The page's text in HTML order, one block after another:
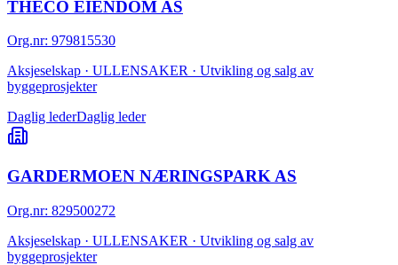
THECO EIENDOM AS
Org.nr: 979815530
Aksjeselskap · ULLENSAKER · Utvikling og salg av
byggeprosjekter
Daglig lederDaglig leder
GARDERMOEN NÆRINGSPARK AS
Org.nr: 829500272
Aksjeselskap · ULLENSAKER · Utvikling og salg av
byggeprosjekter